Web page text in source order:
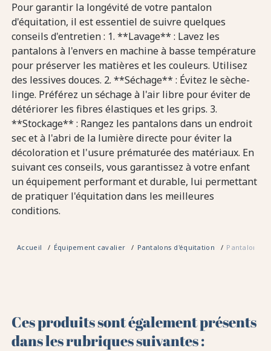
Pour garantir la longévité de votre pantalon
d'équitation, il est essentiel de suivre quelques
conseils d'entretien : 1. **Lavage** : Lavez les
pantalons à l'envers en machine à basse température
pour préserver les matières et les couleurs. Utilisez
des lessives douces. 2. **Séchage** : Évitez le sèche-
linge. Préférez un séchage à l'air libre pour éviter de
détériorer les fibres élastiques et les grips. 3.
**Stockage** : Rangez les pantalons dans un endroit
sec et à l'abri de la lumière directe pour éviter la
décoloration et l'usure prématurée des matériaux. En
suivant ces conseils, vous garantissez à votre enfant
un équipement performant et durable, lui permettant
de pratiquer l'équitation dans les meilleures
conditions.
Accueil Équipement cavalier Pantalons d'équitation Pantalon
Ces produits sont également présents
dans les rubriques suivantes :